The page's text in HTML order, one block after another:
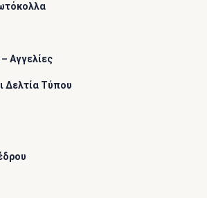
Αγγελίες
Δελτία Τύπου